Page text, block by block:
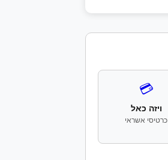
💳
ויזה כאל
כרטיסי אשראי